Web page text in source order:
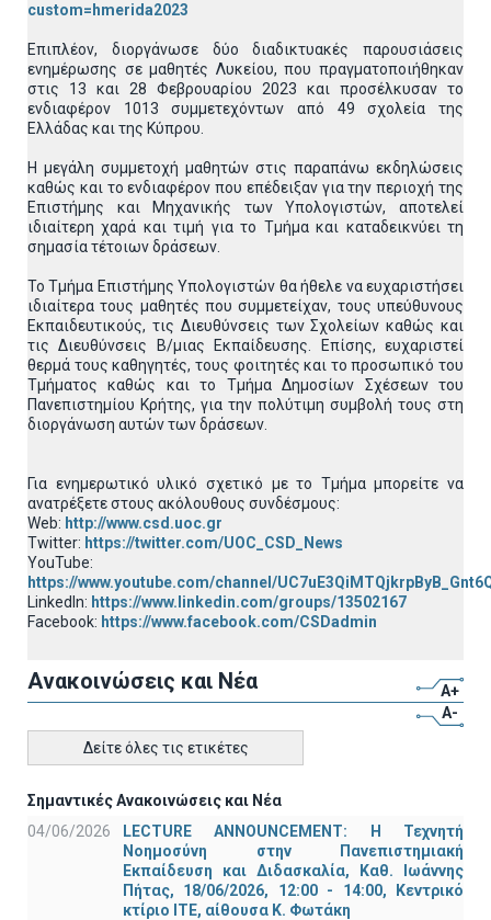
custom=hmerida2023
Επιπλέον, διοργάνωσε δύο διαδικτυακές παρουσιάσεις
ενημέρωσης σε μαθητές Λυκείου, που πραγματοποιήθηκαν
στις 13 και 28 Φεβρουαρίου 2023 και προσέλκυσαν το
ενδιαφέρον 1013 συμμετεχόντων από 49 σχολεία της
Ελλάδας και της Κύπρου.
Η μεγάλη συμμετοχή μαθητών στις παραπάνω εκδηλώσεις
καθώς και το ενδιαφέρον που επέδειξαν για την περιοχή της
Επιστήμης και Μηχανικής των Υπολογιστών, αποτελεί
ιδιαίτερη χαρά και τιμή για το Τμήμα και καταδεικνύει τη
σημασία τέτοιων δράσεων.
Το Τμήμα Επιστήμης Υπολογιστών θα ήθελε να ευχαριστήσει
ιδιαίτερα τους μαθητές που συμμετείχαν, τους υπεύθυνους
Εκπαιδευτικούς, τις Διευθύνσεις των Σχολείων καθώς και
τις Διευθύνσεις Β/μιας Εκπαίδευσης. Επίσης, ευχαριστεί
θερμά τους καθηγητές, τους φοιτητές και το προσωπικό του
Τμήματος καθώς και το Τμήμα Δημοσίων Σχέσεων του
Πανεπιστημίου Κρήτης, για την πολύτιμη συμβολή τους στη
διοργάνωση αυτών των δράσεων.
Για ενημερωτικό υλικό σχετικό με το Τμήμα μπορείτε να
ανατρέξετε στους ακόλουθους συνδέσμους:
Web: http://www.csd.uoc.gr
Twitter: https://twitter.com/UOC_CSD_News
YouTube:
https://www.youtube.com/channel/
LinkedIn: https://www.linkedin.com/groups/13502167
Facebook: https://www.facebook.com/CSDadmin
Ανακοινώσεις και Νέα
A+
A-
Δείτε όλες τις ετικέτες
Σημαντικές Ανακοινώσεις και Νέα
04/06/2026
LECTURE ANNOUNCEMENT: Η Τεχνητή
Νοημοσύνη στην Πανεπιστημιακή
Εκπαίδευση και Διδασκαλία, Καθ. Ιωάννης
Πήτας, 18/06/2026, 12:00 - 14:00, Κεντρικό
κτίριο ΙΤΕ, αίθουσα Κ. Φωτάκη